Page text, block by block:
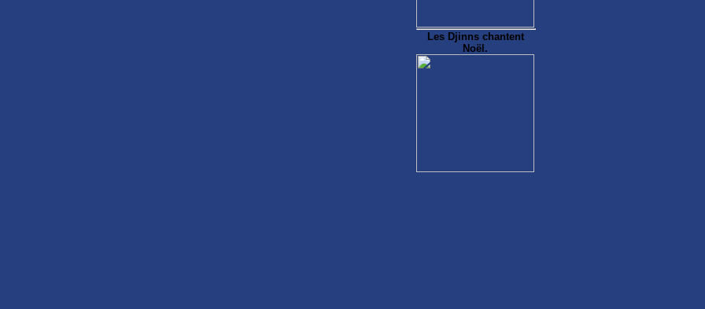
Les Djinns chantent
Noël.